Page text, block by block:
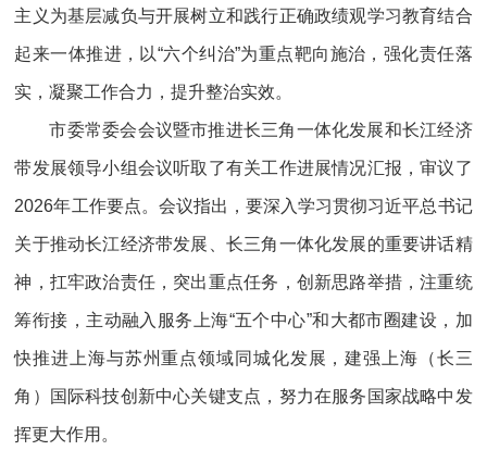
主义为基层减负与开展树立和践行正确政绩观学习教育结合
起来一体推进，以“六个纠治”为重点靶向施治，强化责任落
实，凝聚工作合力，提升整治实效。
市委常委会会议暨市推进长三角一体化发展和长江经济
带发展领导小组会议听取了有关工作进展情况汇报，审议了
2026年工作要点。会议指出，要深入学习贯彻习近平总书记
关于推动长江经济带发展、长三角一体化发展的重要讲话精
神，扛牢政治责任，突出重点任务，创新思路举措，注重统
筹衔接，主动融入服务上海“五个中心”和大都市圈建设，加
快推进上海与苏州重点领域同城化发展，建强上海（长三
角）国际科技创新中心关键支点，努力在服务国家战略中发
挥更大作用。